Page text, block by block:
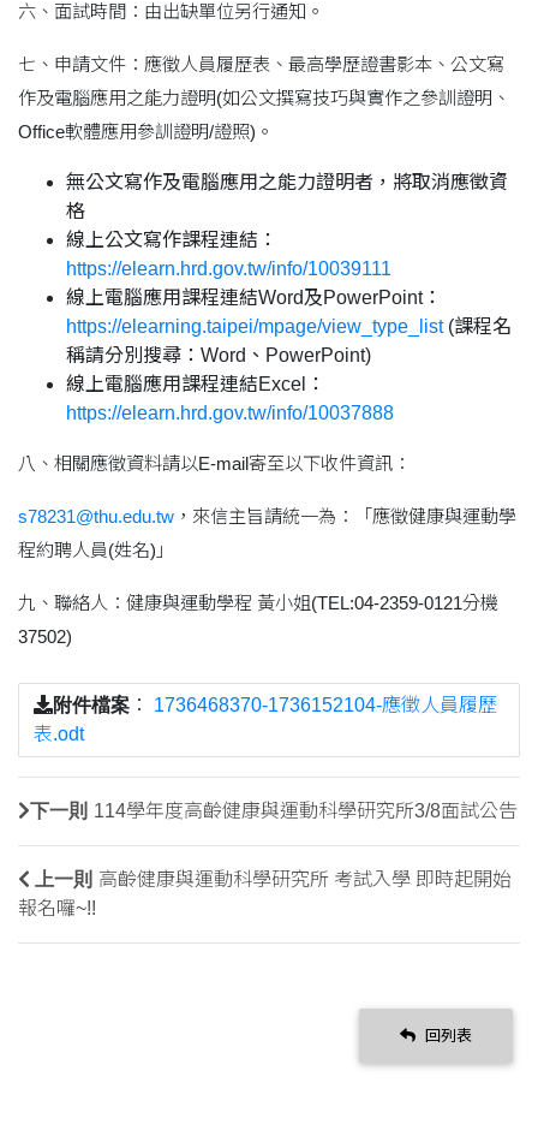
六、面試時間：由出缺單位另行通知。
七、申請文件：應徵人員履歷表、最高學歷證書影本、公文寫
作及電腦應用之能力證明(如公文撰寫技巧與實作之參訓證明、
Office軟體應用參訓證明/證照)。
無公文寫作及電腦應用之能力證明者，將取消應徵資
格
線上公文寫作課程連結：
https://elearn.hrd.gov.tw/info/10039111
線上電腦應用課程連結Word及PowerPoint：
https://elearning.taipei/mpage/view_type_list(課程名
稱請分別搜尋：Word、PowerPoint)
線上電腦應用課程連結Excel：
https://elearn.hrd.gov.tw/info/10037888
八、相關應徵資料請以E-mail寄至以下收件資訊：
s78231@thu.edu.tw ，來信主旨請統一為：「應徵健康與運動學
程約聘人員(姓名)」
九、聯絡人：健康與運動學程 黃小姐(TEL:04-2359-0121分機
37502)
附件檔案 ： 1736468370-1736152104-應徵人員履歷
表.odt
下一則 114學年度高齡健康與運動科學研究所3/8面試公告
上一則 高齡健康與運動科學研究所 考試入學 即時起開始
報名囉~!!
回列表